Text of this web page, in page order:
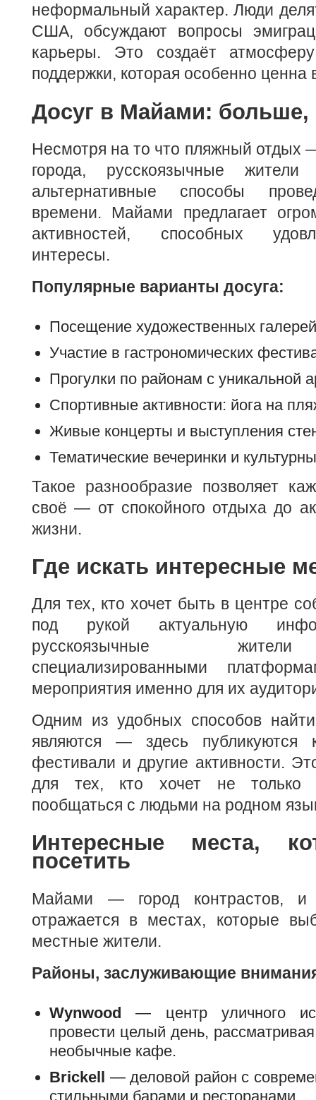
неформальный характер. Люди
США, обсуждают вопросы
карьеры. Это создаёт
поддержки, которая особенно ценна
Досуг в Майами:
Несмотря на то что пляжный отдых
города, русскоязычные
альтернативные способы
времени. Майами предлагает
активностей, способных
интересы.
Популярные варианты досуга:
Посещение художественных
Участие в гастрономических
Прогулки по районам с уникальной
Спортивные активности: йога на
Живые концерты и выступления
Тематические вечеринки и
Такое разнообразие позволяет
своё — от спокойного отдыха до
жизни.
Где искать интересные
Для тех, кто хочет быть в центре
под рукой актуальную
русскоязычные
специализированными
мероприятия именно для их
Одним из удобных способов
являются — здесь публикуются
фестивали и другие активности.
для тех, кто хочет не только
пообщаться с людьми на родном
Интересные места,
посетить
Майами — город контрастов, и
отражается в местах, которые
местные жители.
Районы, заслуживающие
Wynwood — центр уличного
провести целый день,
необычные кафе.
Brickell — деловой район с
стильными барами и ресторанами.